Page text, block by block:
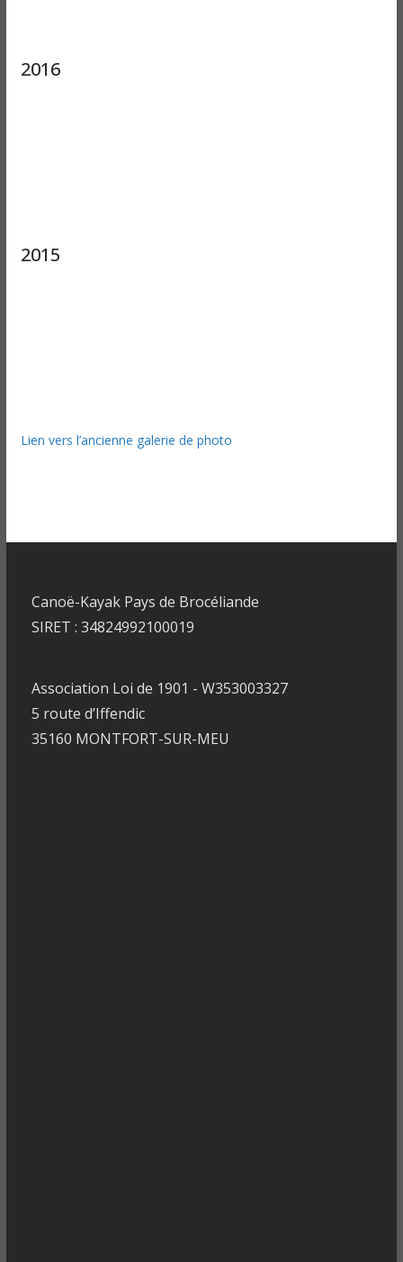
2016
2015
Lien vers l’ancienne galerie de photo
Canoë-Kayak Pays de Brocéliande
SIRET : 34824992100019
Association Loi de 1901 - W353003327
5 route d’Iffendic
35160 MONTFORT-SUR-MEU